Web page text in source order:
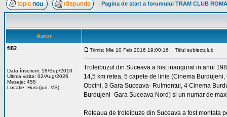
Pagina de start a forumului TRAM CLUB
Autor
fl82
Data înscrierii: 18/Sep/2010
Ultima vizita: 02/Aug/2026
Mesaje: 455
Locaţie: Husi (jud. VS)
Trimis: Mie 10 Feb 2016 19:00:16 Titlul subiectului:
Troleibuzul din Suceava a fost inaugurat in anul
14,5 km retea, 5 capete de linie (Cinema
Obcini, 3 Gara Suceava- Rulmentul, 4 Cinema
Burdujeni- Gara Suceava Nord) si un numar de
Reteaua de troleibuze din Suceava a fost montata